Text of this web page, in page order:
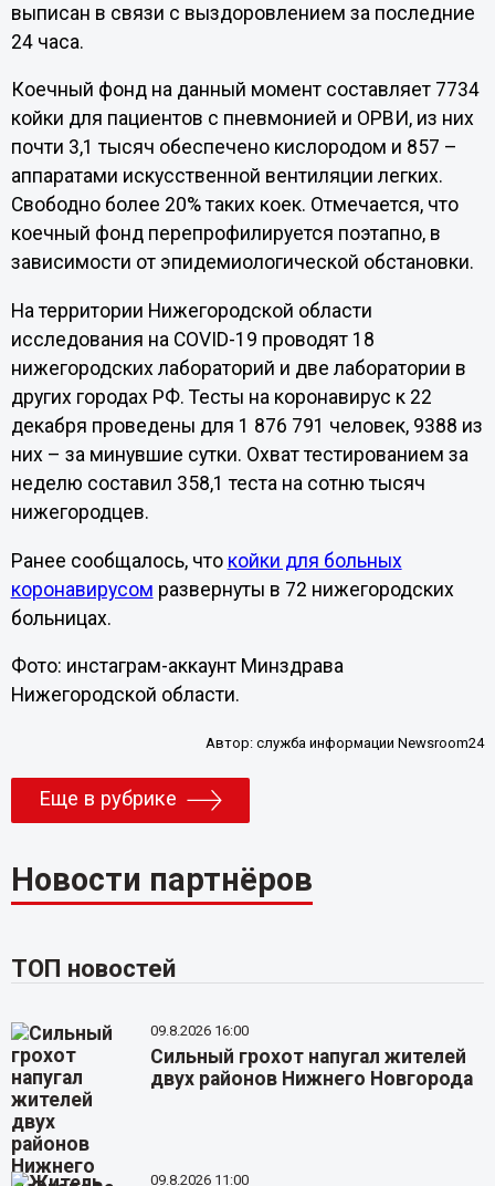
выписан в связи с выздоровлением за последние
24 часа.
Коечный фонд на данный момент составляет 7734
койки для пациентов с пневмонией и ОРВИ, из них
почти 3,1 тысяч обеспечено кислородом и 857 –
аппаратами искусственной вентиляции легких.
Свободно более 20% таких коек. Отмечается, что
коечный фонд перепрофилируется поэтапно, в
зависимости от эпидемиологической обстановки.
На территории Нижегородской области
исследования на COVID-19 проводят 18
нижегородских лабораторий и две лаборатории в
других городах РФ. Тесты на коронавирус к 22
декабря проведены для 1 876 791 человек, 9388 из
них – за минувшие сутки. Охват тестированием за
неделю составил 358,1 теста на сотню тысяч
нижегородцев.
Ранее сообщалось, что койки для больных
коронавирусом развернуты в 72 нижегородских
больницах.
Фото: инстаграм-аккаунт Минздрава
Нижегородской области.
Автор:служба информации Newsroom24
Еще в рубрике
Новости партнёров
ТОП новостей
09.8.2026 16:00
Сильный грохот напугал жителей
двух районов Нижнего Новгорода
09.8.2026 11:00